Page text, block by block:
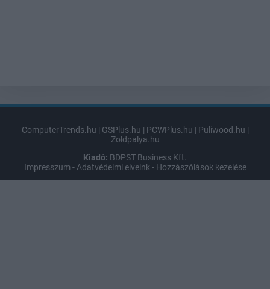
ComputerTrends.hu | GSPlus.hu | PCWPlus.hu | Puliwood.hu |
Zoldpalya.hu
Kiadó: BDPST Business Kft.
Impresszum - Adatvédelmi elveink - Hozzászólások kezelése